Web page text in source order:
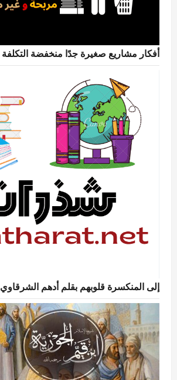
أفكار مشاريع صغيرة جدًا منخفضة التكلفة
إلى المنكسرة قلوبهم بقلم أدهم الشرقاوي